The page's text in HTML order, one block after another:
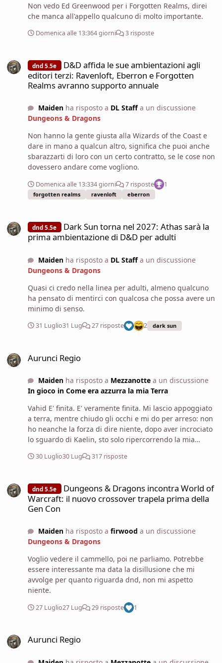
Non vedo Ed Greenwood per i Forgotten Realms, direi
che manca all'appello qualcuno di molto importante.
Domenica alle 13:364 giorni 3 risposte
dnd 5.5e
D&D affida le sue ambientazioni agli
editori terzi: Ravenloft, Eberron e Forgotten
Realms avranno supporto annuale
Maidenha risposto a DL Staffa un discussione
Dungeons & Dragons
Non hanno la gente giusta alla Wizards of the Coast e
dare in mano a qualcun altro, significa che puoi anche
sbarazzarti di loro con un certo contratto, se le cose non
dovessero andare come vogliono.
Domenica alle 13:334 giorni 7 risposte 1
forgotten realms ravenloft eberron
dnd 5.5e
Dark Sun torna nel 2027: Athas sarà la
prima ambientazione di D&D per adulti
Maidenha risposto a DL Staffa un discussione
Dungeons & Dragons
Quasi ci credo nella linea per adulti, almeno qualcuno
ha pensato di mentirci con qualcosa che possa avere un
minimo di senso.
31 Luglio31 Lug 27 risposte 2 dark sun
Aurunci Regio
Maidenha risposto a Mezzanottea un discussione
In gioco in Come era azzurra la mia Terra
Vahid E' finita. E' veramente finita. Mi lascio appoggiato
a terra, mentre chiudo gli occhi e mi do per arreso: non
ho neanche la forza di dire niente, dopo aver incrociato
lo sguardo di Kaelin, sto solo ripercorrendo la mia
appena palesata nuovamente a me, ha demolito ogni
30 Luglio30 Lug 317 risposte
dnd 5.5e
Dungeons & Dragons incontra World of
Warcraft: il nuovo crossover trapela prima della
Gen Con
Maidenha risposto a firwood a un discussione
Dungeons & Dragons
Voglio vedere il cammello, poi ne parliamo. Potrebbe
essere interessante ma data la disillusione che mi
avvolge per quanto riguarda dnd, non mi aspetto
niente.
27 Luglio27 Lug 29 risposte 1
Aurunci Regio